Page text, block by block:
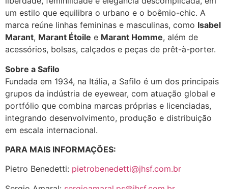
um estilo que equilibra o urbano e o boêmio-chic. A
marca reúne linhas femininas e masculinas, como Isabel
Marant, Marant Étoile e Marant Homme, além de
acessórios, bolsas, calçados e peças de prêt-à-porter.
Sobre a Safilo
Fundada em 1934, na Itália, a Safilo é um dos principais
grupos da indústria de eyewear, com atuação global e
portfólio que combina marcas próprias e licenciadas,
integrando desenvolvimento, produção e distribuição
em escala internacional.
PARA MAIS INFORMAÇÕES:
Pietro Benedetti: pietrobenedetti@jhsf.com.br